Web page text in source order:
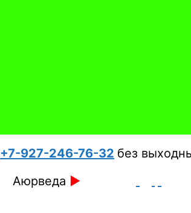
+7-927-246-76-32 без
Аюрведа ►